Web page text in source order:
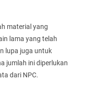
material yang
lama yang telah
lupa juga untuk
jumlah ini diperlukan
dari NPC.